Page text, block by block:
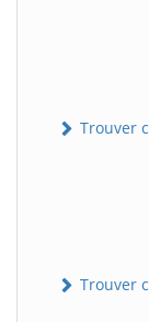
Trouver
Trouver